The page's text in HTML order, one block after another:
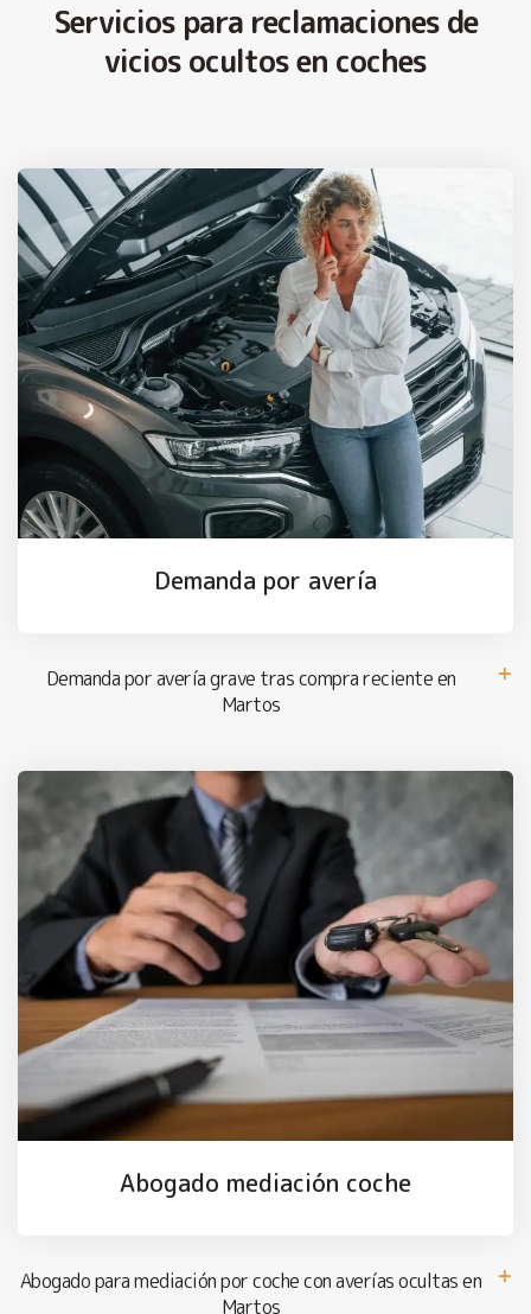
Servicios para reclamaciones de
vicios ocultos en coches
Demanda por avería
Demanda por avería grave tras compra reciente en
Martos
Abogado mediación coche
Abogado para mediación por coche con averías ocultas en
Martos